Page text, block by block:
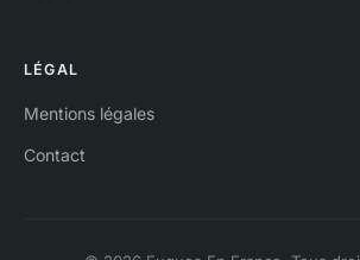
LÉGAL
Mentions légales
Contact